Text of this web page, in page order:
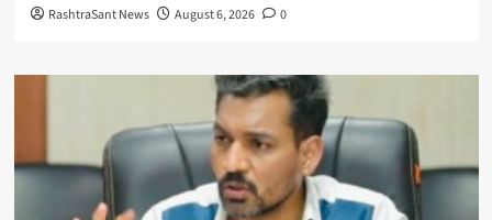
RashtraSant News August 6, 2026 0